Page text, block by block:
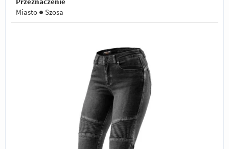
Miasto ● Szosa